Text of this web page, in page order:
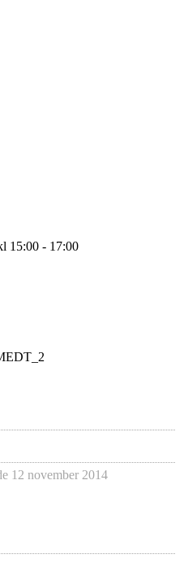
15:00 - 17:00
12 november 2014